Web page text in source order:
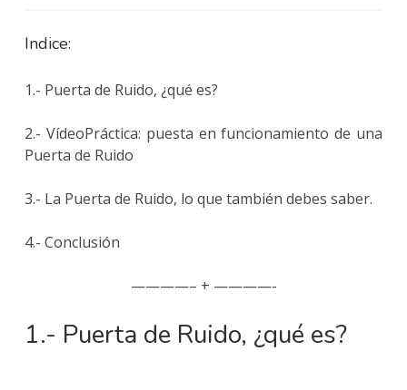
Indice:
1.- Puerta de Ruido, ¿qué es?
2.- VídeoPráctica: puesta en funcionamiento de una
Puerta de Ruido
3.- La Puerta de Ruido, lo que también debes saber.
4.- Conclusión
————– + ————-
1.- Puerta de Ruido, ¿qué es?